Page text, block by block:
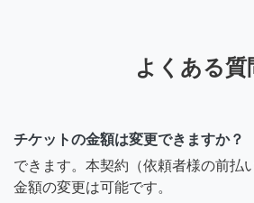
よくある質
チケットの金額は変更できますか？
できます。本契約（依頼者様の前払
金額の変更は可能です。